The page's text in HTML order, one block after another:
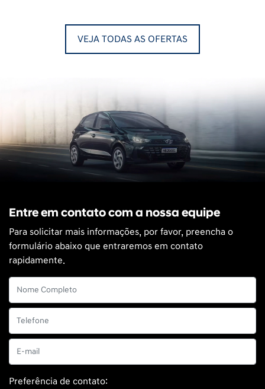
VEJA TODAS AS OFERTAS
Entre em contato com a nossa equipe
Para solicitar mais informações, por favor, preencha o
formulário abaixo que entraremos em contato
rapidamente.
Preferência de contato: